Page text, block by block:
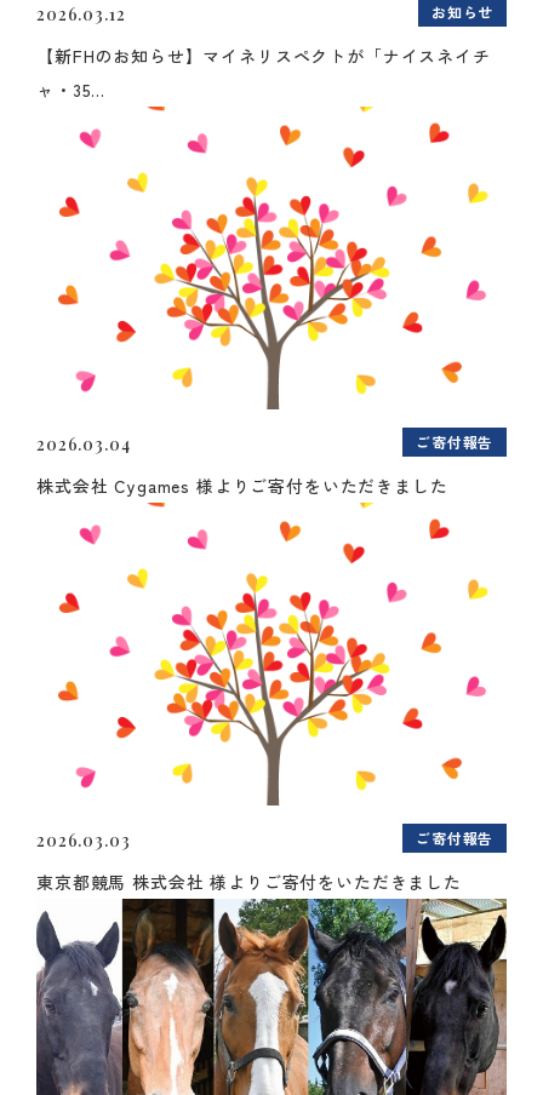
2026.03.12 お知らせ
【新FHのお知らせ】マイネリスペクトが「ナイスネイチ
ャ・35...
2026.03.04 ご寄付報告
株式会社 Cygames 様よりご寄付をいただきました
2026.03.03 ご寄付報告
東京都競馬 株式会社 様よりご寄付をいただきました